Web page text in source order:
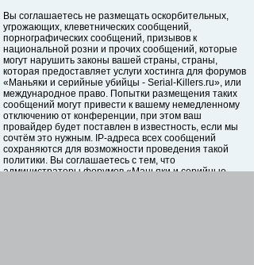
Вы соглашаетесь не размещать оскорбительных,
угрожающих, клеветнических сообщений,
порнографических сообщений, призывов к
национальной розни и прочих сообщений, которые
могут нарушить законы вашей страны, страны,
которая предоставляет услуги хостинга для форумов
«Маньяки и серийные убийцы - Serial-Killers.ru», или
международное право. Попытки размещения таких
сообщений могут привести к вашему немедленному
отключению от конференции, при этом ваш
провайдер будет поставлен в известность, если мы
сочтём это нужным. IP-адреса всех сообщений
сохраняются для возможности проведения такой
политики. Вы соглашаетесь с тем, что
администраторы форумов «Маньяки и серийные